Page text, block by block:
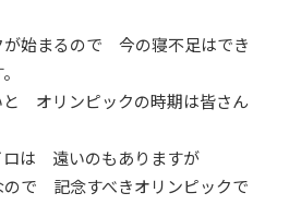
始まるので 今の寝不足はでき
オリンピックの時期は皆さん
は 遠いのもありますが
ので 記念すべきオリンピックで